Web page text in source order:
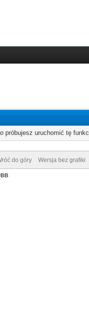
próbujesz uruchomić tę
do góry Wersja bez grafiki